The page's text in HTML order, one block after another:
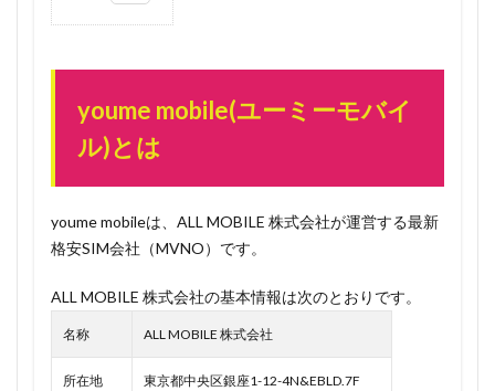
0.1
バイル)と
は
0.2
速
元代表取
日下孝明
mobileの
youme mobile(ユーミーモバイ
ル)とは
youme mobileは、ALL MOBILE 株式会社が運営する最新
格安SIM会社（MVNO）です。
ALL MOBILE 株式会社の基本情報は次のとおりです。
名称 ALL MOBILE 株式会社
所在地 東京都中央区銀座1-12-4N&EBLD.7F